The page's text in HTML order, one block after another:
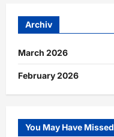
Archiv
March 2026
February 2026
You May Have Missed